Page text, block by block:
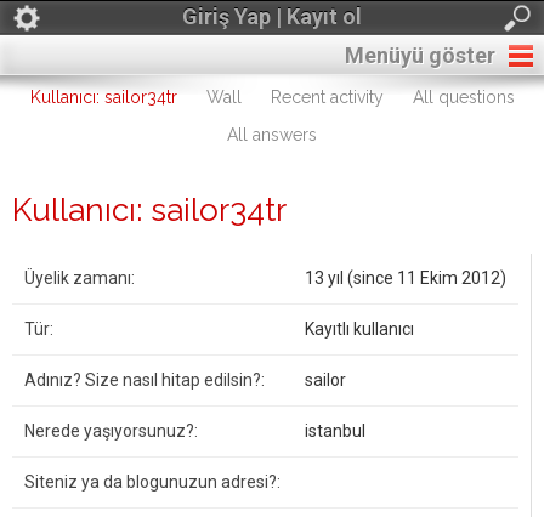
Giriş Yap | Kayıt ol
Menüyü göster
Kullanıcı: sailor34tr Wall Recent activity
All questions
All answers
Kullanıcı: sailor34tr
Üyelik zamanı: 13 yıl (since 11 Ekim 2012)
Tür: Kayıtlı kullanıcı
Adınız? Size nasıl hitap edilsin?: sailor
Nerede yaşıyorsunuz?: istanbul
Siteniz ya da blogunuzun adresi?: